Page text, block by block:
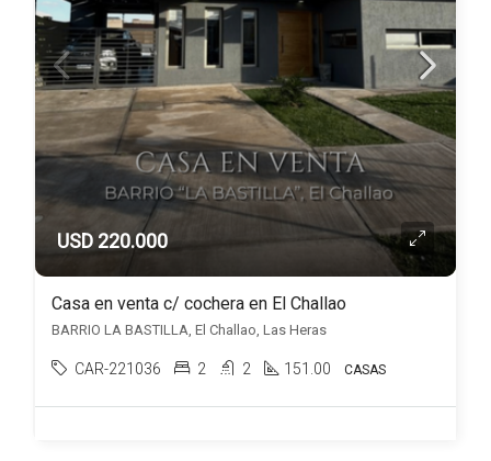
USD 220.000
Casa en venta c/ cochera en El Challao
BARRIO LA BASTILLA, El Challao, Las Heras
CAR-221036 2 2 151.00 CASAS